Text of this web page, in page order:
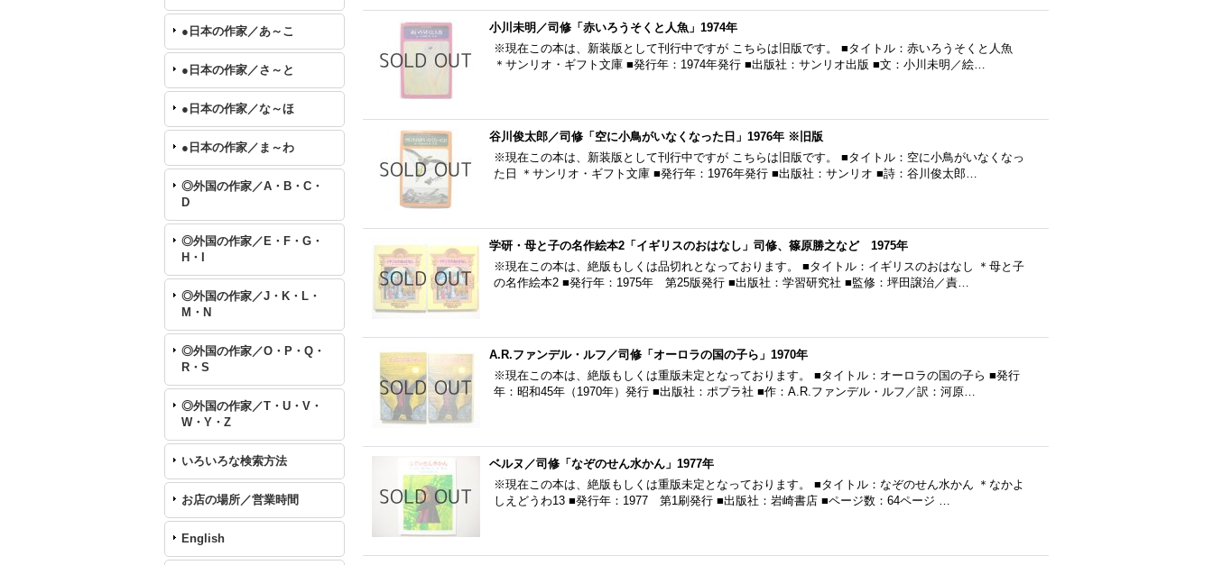
●日本の作家／あ～こ
●日本の作家／さ～と
●日本の作家／な～ほ
●日本の作家／ま～わ
◎外国の作家／A・B・C・
D
◎外国の作家／E・F・G・
H・I
◎外国の作家／J・K・L・
M・N
◎外国の作家／O・P・Q・
R・S
◎外国の作家／T・U・V・
W・Y・Z
いろいろな検索方法
お店の場所／営業時間
English
小川未明／司修「赤いろうそくと人魚」1974年
※現在この本は、新装版として刊行中ですが こちらは旧版です。 ■タイトル：赤いろうそくと人魚
＊サンリオ・ギフト文庫 ■発行年：1974年発行 ■出版社：サンリオ出版 ■文：小川未明／絵…
谷川俊太郎／司修「空に小鳥がいなくなった日」1976年 ※旧版
※現在この本は、新装版として刊行中ですが こちらは旧版です。 ■タイトル：空に小鳥がいなくなっ
た日 ＊サンリオ・ギフト文庫 ■発行年：1976年発行 ■出版社：サンリオ ■詩：谷川俊太郎…
学研・母と子の名作絵本2「イギリスのおはなし」司修、篠原勝之など 1975年
※現在この本は、絶版もしくは品切れとなっております。 ■タイトル：イギリスのおはなし ＊母と子
の名作絵本2 ■発行年：1975年 第25版発行 ■出版社：学習研究社 ■監修：坪田譲治／責…
A.R.ファンデル・ルフ／司修「オーロラの国の子ら」1970年
※現在この本は、絶版もしくは重版未定となっております。 ■タイトル：オーロラの国の子ら ■発行
年：昭和45年（1970年）発行 ■出版社：ポプラ社 ■作：A.R.ファンデル・ルフ／訳：河原…
ベルヌ／司修「なぞのせん水かん」1977年
※現在この本は、絶版もしくは重版未定となっております。 ■タイトル：なぞのせん水かん ＊なかよ
しえどうわ13 ■発行年：1977 第1刷発行 ■出版社：岩崎書店 ■ページ数：64ページ …